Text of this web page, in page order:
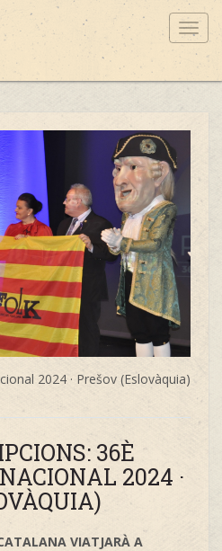
2024 · Prešov (Eslovàquia)
36È
2024 ·
VIATJARÀ A